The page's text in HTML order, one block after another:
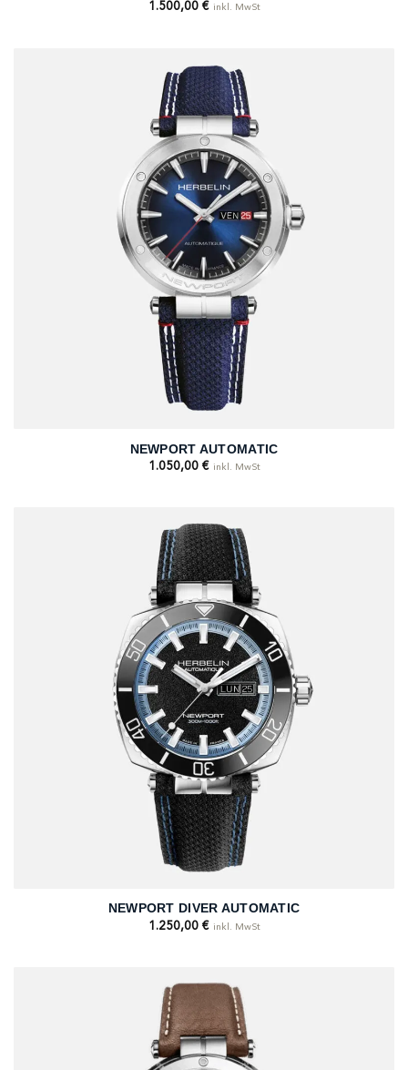
1.500,00 € inkl. MwSt
NEWPORT AUTOMATIC
1.050,00 € inkl. MwSt
NEWPORT DIVER AUTOMATIC
1.250,00 € inkl. MwSt